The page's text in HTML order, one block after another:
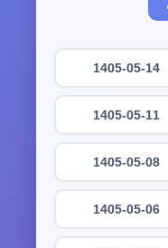
1405-05-14
1405-05-11
1405-05-08
1405-05-06